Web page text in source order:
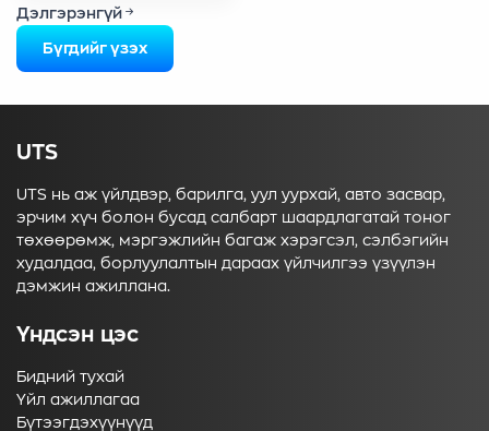
Дэлгэрэнгүй
Бүгдийг үзэх
UTS
UTS нь аж үйлдвэр, барилга, уул уурхай, авто засвар,
эрчим хүч болон бусад салбарт шаардлагатай тоног
төхөөрөмж, мэргэжлийн багаж хэрэгсэл, сэлбэгийн
худалдаа, борлуулалтын дараах үйлчилгээ үзүүлэн
дэмжин ажиллана.
Үндсэн цэс
Бидний тухай
Үйл ажиллагаа
Бүтээгдэхүүнүүд